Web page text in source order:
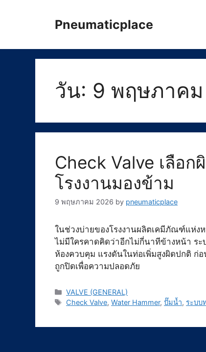
Pneumaticplace
วัน: 9 พฤษภาค
Check Valve เลือ
โรงงานมองข้าม
9 พฤษภาคม 2026 by pneumaticplace
ในช่วงบ่ายของโรงงานผลิตเคมีภัณฑ์แห่งห
ไม่มีใครคาดคิดว่าอีกไม่กี่นาทีข้างหน้า ระ
ห้องควบคุม แรงดันในท่อเพิ่มสูงผิดปกติ ก่
ถูกปิดเพื่อความปลอดภัย
Categories
VALVE (GENERAL)
Tags
Check Valve,Water Hammer,ปั๊มน้ำ,ระบบ